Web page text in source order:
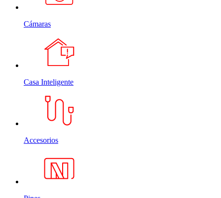
Cámaras
Casa Inteligente
Accesorios